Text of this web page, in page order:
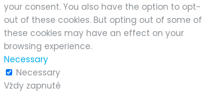
your consent. You also have the option to opt-
out of these cookies. But opting out of some of
these cookies may have an effect on your
browsing experience.
Necessary
Necessary
Vždy zapnuté